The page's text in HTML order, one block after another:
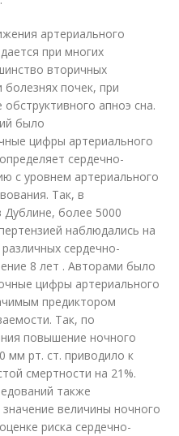
артериального
при многих
вторичных
болезнях почек, при
апноэ сна.
было
цифры артериального
сердечно-
с уровнем артериального
Так, в
Дублине, более 5000
наблюдались на
сердечно-
8 лет . Авторами было
цифры артериального
предиктором
Так, по
повышение ночного
мм рт. ст. приводило к
смертности на 21%.
также
величины ночного
риска сердечно-